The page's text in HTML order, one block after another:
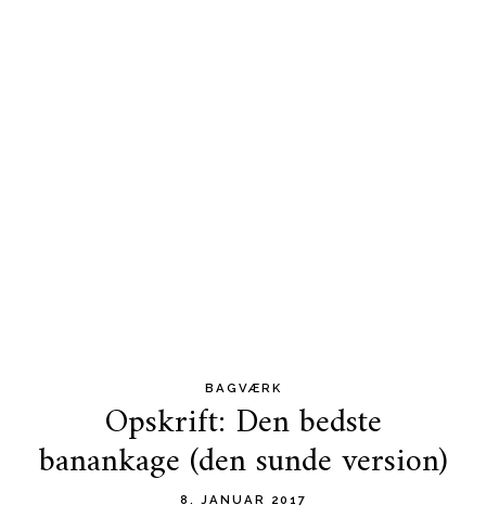
BAGVÆRK
Opskrift: Den bedste
banankage (den sunde version)
8. JANUAR 2017